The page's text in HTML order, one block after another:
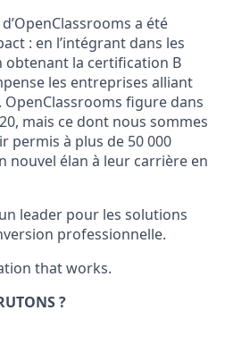
a été
: en l’intégrant dans les
obtenant la certification B
les entreprises alliant
figure dans
mais ce dont nous sommes
permis à plus de 50 000
nouvel élan à leur carrière en
leader pour les solutions
professionnelle.
that works.
?